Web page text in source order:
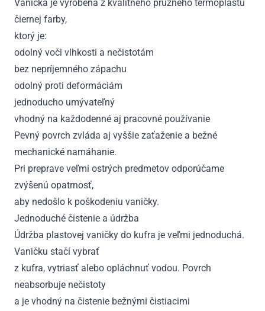
Vanička je vyrobená z kvalitného pružného termoplastu
čiernej farby,
ktorý je:
odolný voči vlhkosti a nečistotám
bez nepríjemného zápachu
odolný proti deformáciám
jednoducho umývateľný
vhodný na každodenné aj pracovné používanie
Pevný povrch zvláda aj vyššie zaťaženie a bežné
mechanické namáhanie.
Pri preprave veľmi ostrých predmetov odporúčame
zvýšenú opatrnosť,
aby nedošlo k poškodeniu vaničky.
Jednoduché čistenie a údržba
Údržba plastovej vaničky do kufra je veľmi jednoduchá.
Vaničku stačí vybrať
z kufra, vytriasť alebo opláchnuť vodou. Povrch
neabsorbuje nečistoty
a je vhodný na čistenie bežnými čistiacimi